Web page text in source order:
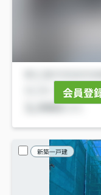
会員登
新築一戸建